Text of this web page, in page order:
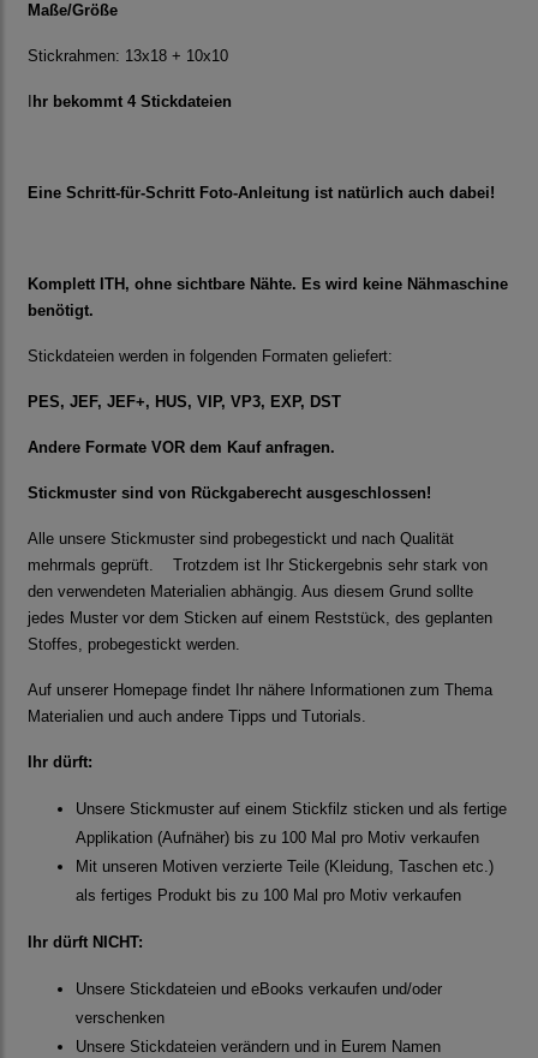
Maße/Größe
Stickrahmen: 13x18 + 10x10
hr bekommt 4 Stickdateien
Eine Schritt-für-Schritt Foto-Anleitung ist natürlich auch dabei!
Komplett ITH, ohne sichtbare Nähte. Es wird keine Nähmaschine
benötigt.
Stickdateien werden in folgenden Formaten geliefert:
PES, JEF, JEF+, HUS, VIP, VP3, EXP, DST
Andere Formate VOR dem Kauf anfragen.
Stickmuster sind von Rückgaberecht ausgeschlossen!
Alle unsere Stickmuster sind probegestickt und nach Qualität
mehrmals geprüft. Trotzdem ist Ihr Stickergebnis sehr stark von
den verwendeten Materialien abhängig. Aus diesem Grund sollte
jedes Muster vor dem Sticken auf einem Reststück, des geplanten
Stoffes, probegestickt werden.
Auf unserer Homepage findet Ihr nähere Informationen zum Thema
Materialien und auch andere Tipps und Tutorials.
Ihr dürft:
Unsere Stickmuster auf einem Stickfilz sticken und als fertige
Applikation (Aufnäher) bis zu 100 Mal pro Motiv verkaufen
Mit unseren Motiven verzierte Teile (Kleidung, Taschen etc.)
als fertiges Produkt bis zu 100 Mal pro Motiv verkaufen
Ihr dürft NICHT:
Unsere Stickdateien und eBooks verkaufen und/oder
verschenken
Unsere Stickdateien verändern und in Eurem Namen